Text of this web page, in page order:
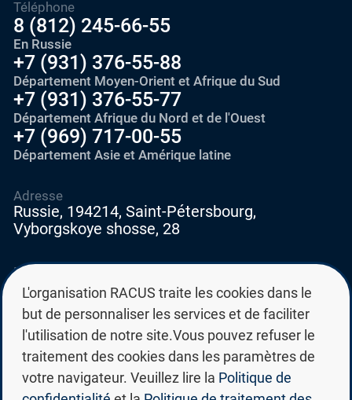
Téléphone
8 (812) 245-66-55
En Russie
+7 (931) 376-55-88
Département Moyen-Orient et Afrique du Sud
+7 (931) 376-55-77
Département Afrique du Nord et de l'Ouest
+7 (969) 717-00-55
Département Asie et Amérique latine
E-mail
education@edurussia.org
edurussia@racus.ru
Adresse
Russie, 194214, Saint-Pétersbourg,
Vyborgskoye shosse, 28
L'organisation RACUS traite les cookies dans le
but de personnaliser les services et de faciliter
l'utilisation de notre site.Vous pouvez refuser le
traitement des cookies dans les paramètres de
votre navigateur. Veuillez lire la Politique de